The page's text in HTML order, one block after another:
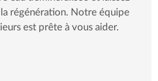
régénération. Notre équipe
est prête à vous aider.